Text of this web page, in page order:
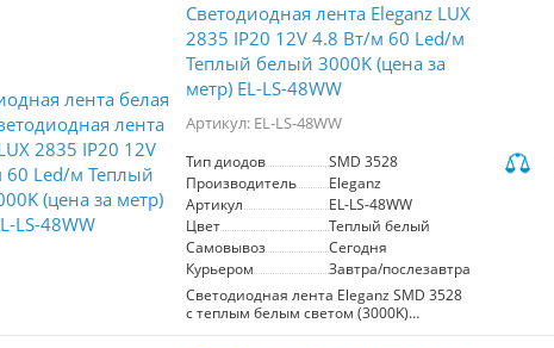
метр. Работает на напряжении 12V,
мощность составляет 14,4 Вт/м. Имеет
степень защиты IP68, что делает её
идеальной для использования в
условиях высокой влажности и на
заглушки с проводом и 10 креплений.
мм, что позволяет адаптировать её под
различные размеры. Длина упаковки - 5
метров. Подходит для создания
эффектного освещения в интерьере и
экстерьере.
Светодиодная лента Eleganz LUX
2835 IP20 12V 4.8 Вт/м 60 Led/м
Теплый белый 3000K (цена за
метр) EL-LS-48WW
Артикул: EL-LS-48WW
Тип диодов
SMD 3528
Производитель
Eleganz
Артикул
EL-LS-48WW
Цвет
Теплый белый
Самовывоз
Сегодня
Курьером
Завтра/послезавтра
Светодиодная лента Eleganz SMD 3528
с теплым белым светом (3000K)
предназначена для создания уютной